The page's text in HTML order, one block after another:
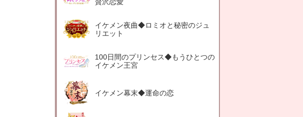
イケメン夜曲◆ロミオと秘密のジュ
リエット
100日間のプリンセス◆もうひとつの
イケメン王宮
イケメン幕末◆運命の恋